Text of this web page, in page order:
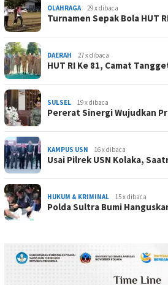
OLAHRAGA 29 x dibaca
Turnamen Sepak Bola HUT
DAERAH 27 x dibaca
HUT RI Ke 81, Camat
SULSEL 19 x dibaca
Pererat Sinergi Wujudkan
KAMPUS USN 16 x dibaca
Usai Pilrek USN Kolaka,
HUKUM & KRIMINAL 15 x dibaca
Polda Sultra Bumi